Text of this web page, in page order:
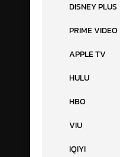
DISNEY PLUS
PRIME VIDEO
APPLE TV
HULU
HBO
VIU
IQIYI